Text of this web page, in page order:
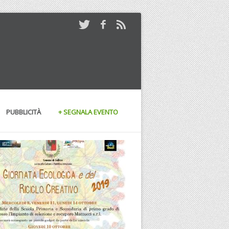
PUBBLICITÀ + SEGNALA EVENTO